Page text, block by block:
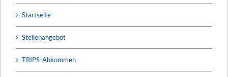
Startseite
Stellenangebot
TRIPS-Abkommen